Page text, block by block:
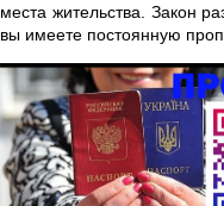
места жительства. Закон
вы имеете постоянную